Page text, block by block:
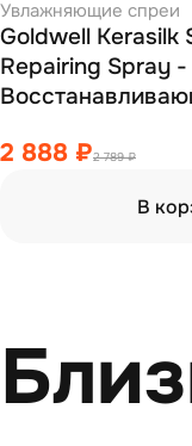
Увлажняющие спреи
Goldwell Kerasilk
Repairing Spray -
2 888 ₽2 789 ₽
В